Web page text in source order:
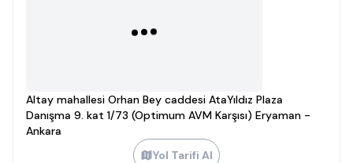
Altay mahallesi Orhan Bey caddesi AtaYıldız Plaza
Danışma 9. kat 1/73 (Optimum AVM Karşısı) Eryaman -
Ankara
Yol Tarifi Al